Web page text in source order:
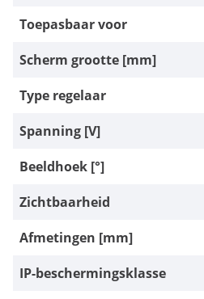
dat is klagen op
voor de prijs.
Toepasbaar voor
Scherm grootte [mm]
Type regelaar
Spanning [V]
Beeldhoek [°]
Zichtbaarheid
Afmetingen [mm]
IP-beschermingsklasse